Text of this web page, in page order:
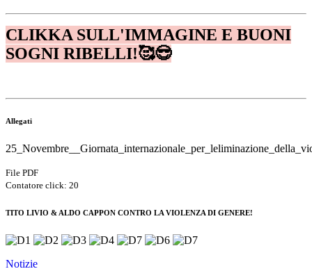
CLIKKA SULL'IMMAGINE E BUONI
SOGNI RIBELLI!🥰😎
Allegati
File PDF
Contatore click: 20
TITO LIVIO & ALDO CAPPON CONTRO LA VIOLENZA DI GENERE!
Notizie